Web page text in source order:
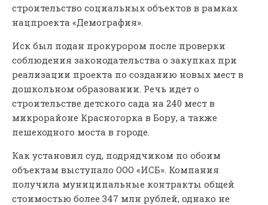
строительство социальных объектов в рамках
нацпроекта «Демография».
Иск был подан прокурором после проверки
соблюдения законодательства о закупках при
реализации проекта по созданию новых мест в
дошкольном образовании. Речь идет о
строительстве детского сада на 240 мест в
микрорайоне Красногорка в Бору, а также
пешеходного моста в городе.
Как установил суд, подрядчиком по обоим
объектам выступало ООО «ИСБ». Компания
получила муниципальные контракты общей
стоимостью более 347 млн рублей, однако не